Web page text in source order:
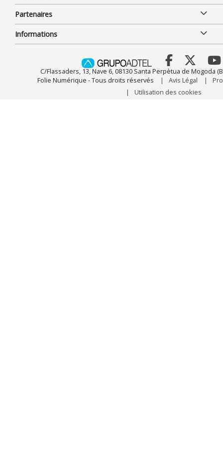
Partenaires
Informations
C/Flassaders, 13, Nave 6, 08130 Santa Perpètua de Mogoda
Folie Numérique - Tous droits réservés
Avis Légal
Utilisation des cookies